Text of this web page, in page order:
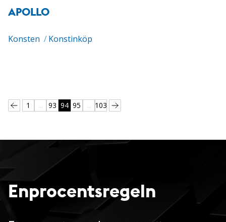
APOLLO
Konsten / Konstinköp
1 ... 93 94 95 ... 103
Enprocentsregeln